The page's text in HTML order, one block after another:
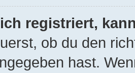
registriert,
ob du den
hast.